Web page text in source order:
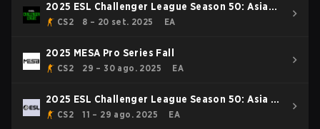
2025 ESL Challenger League Season 50: Asia
Cup #2
CS2 8 – 20 set. 2025 EA
2025 MESA Pro Series Fall
CS2 29 – 30 ago. 2025 EA
2025 ESL Challenger League Season 50: Asia -
Cup #1
CS2 11 – 29 ago. 2025 EA